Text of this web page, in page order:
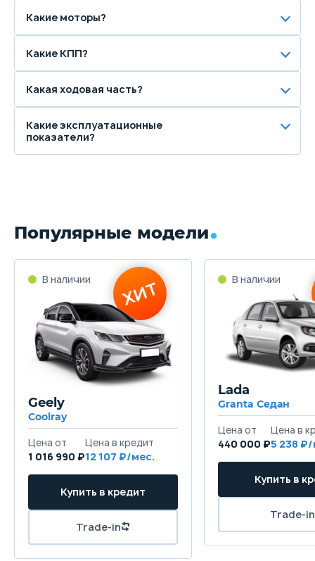
Какие моторы?
Какие КПП?
Какая ходовая часть?
Какие эксплуатационные
показатели?
Популярные модели
Geely
Coolray
1 016 990 ₽12 107
Lada
Granta Седан
440 000 ₽5 238